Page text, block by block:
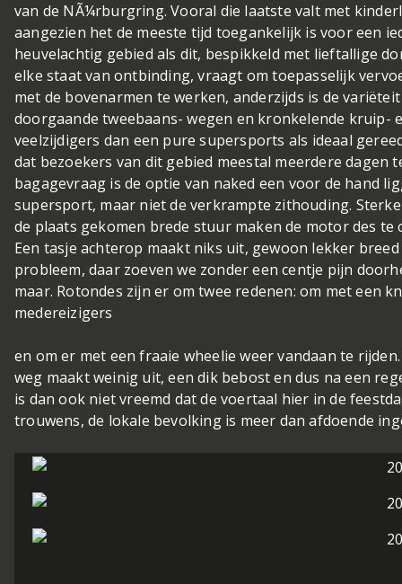
van de NÃ¼rburgring. Vooral die laatste valt met
aangezien het de meeste tijd toegankelijk is voor een
heuvelachtig gebied als dit, bespikkeld met lieftallige
elke staat van ontbinding, vraagt om toepasselijk
met de bovenarmen te werken, anderzijds is de
doorgaande tweebaans- wegen en kronkelende kruip-
veelzijdigers dan een pure supersports als ideaal
dat bezoekers van dit gebied meestal meerdere dagen
bagagevraag is de optie van naked een voor de hand
supersport, maar niet de verkrampte zithouding.
de plaats gekomen brede stuur maken de motor des
Een tasje achterop maakt niks uit, gewoon lekker
probleem, daar zoeven we zonder een centje pijn
maar. Rotondes zijn er om twee redenen: om met een
medereizigers
en om er met een fraaie wheelie weer vandaan te
weg maakt weinig uit, een dik bebost en dus na een
is dan ook niet vreemd dat de voertaal hier in de
trouwens, de lokale bevolking is meer dan afdoende